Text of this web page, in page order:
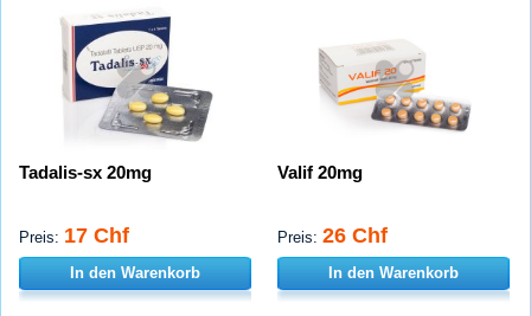
Tadalis-sx 20mg
Preis: 17 Chf
In den Warenkorb
Valif 20mg
Preis: 26 Chf
In den Warenkorb